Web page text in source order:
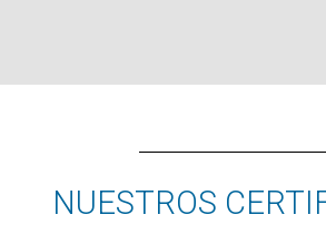
NUESTROS